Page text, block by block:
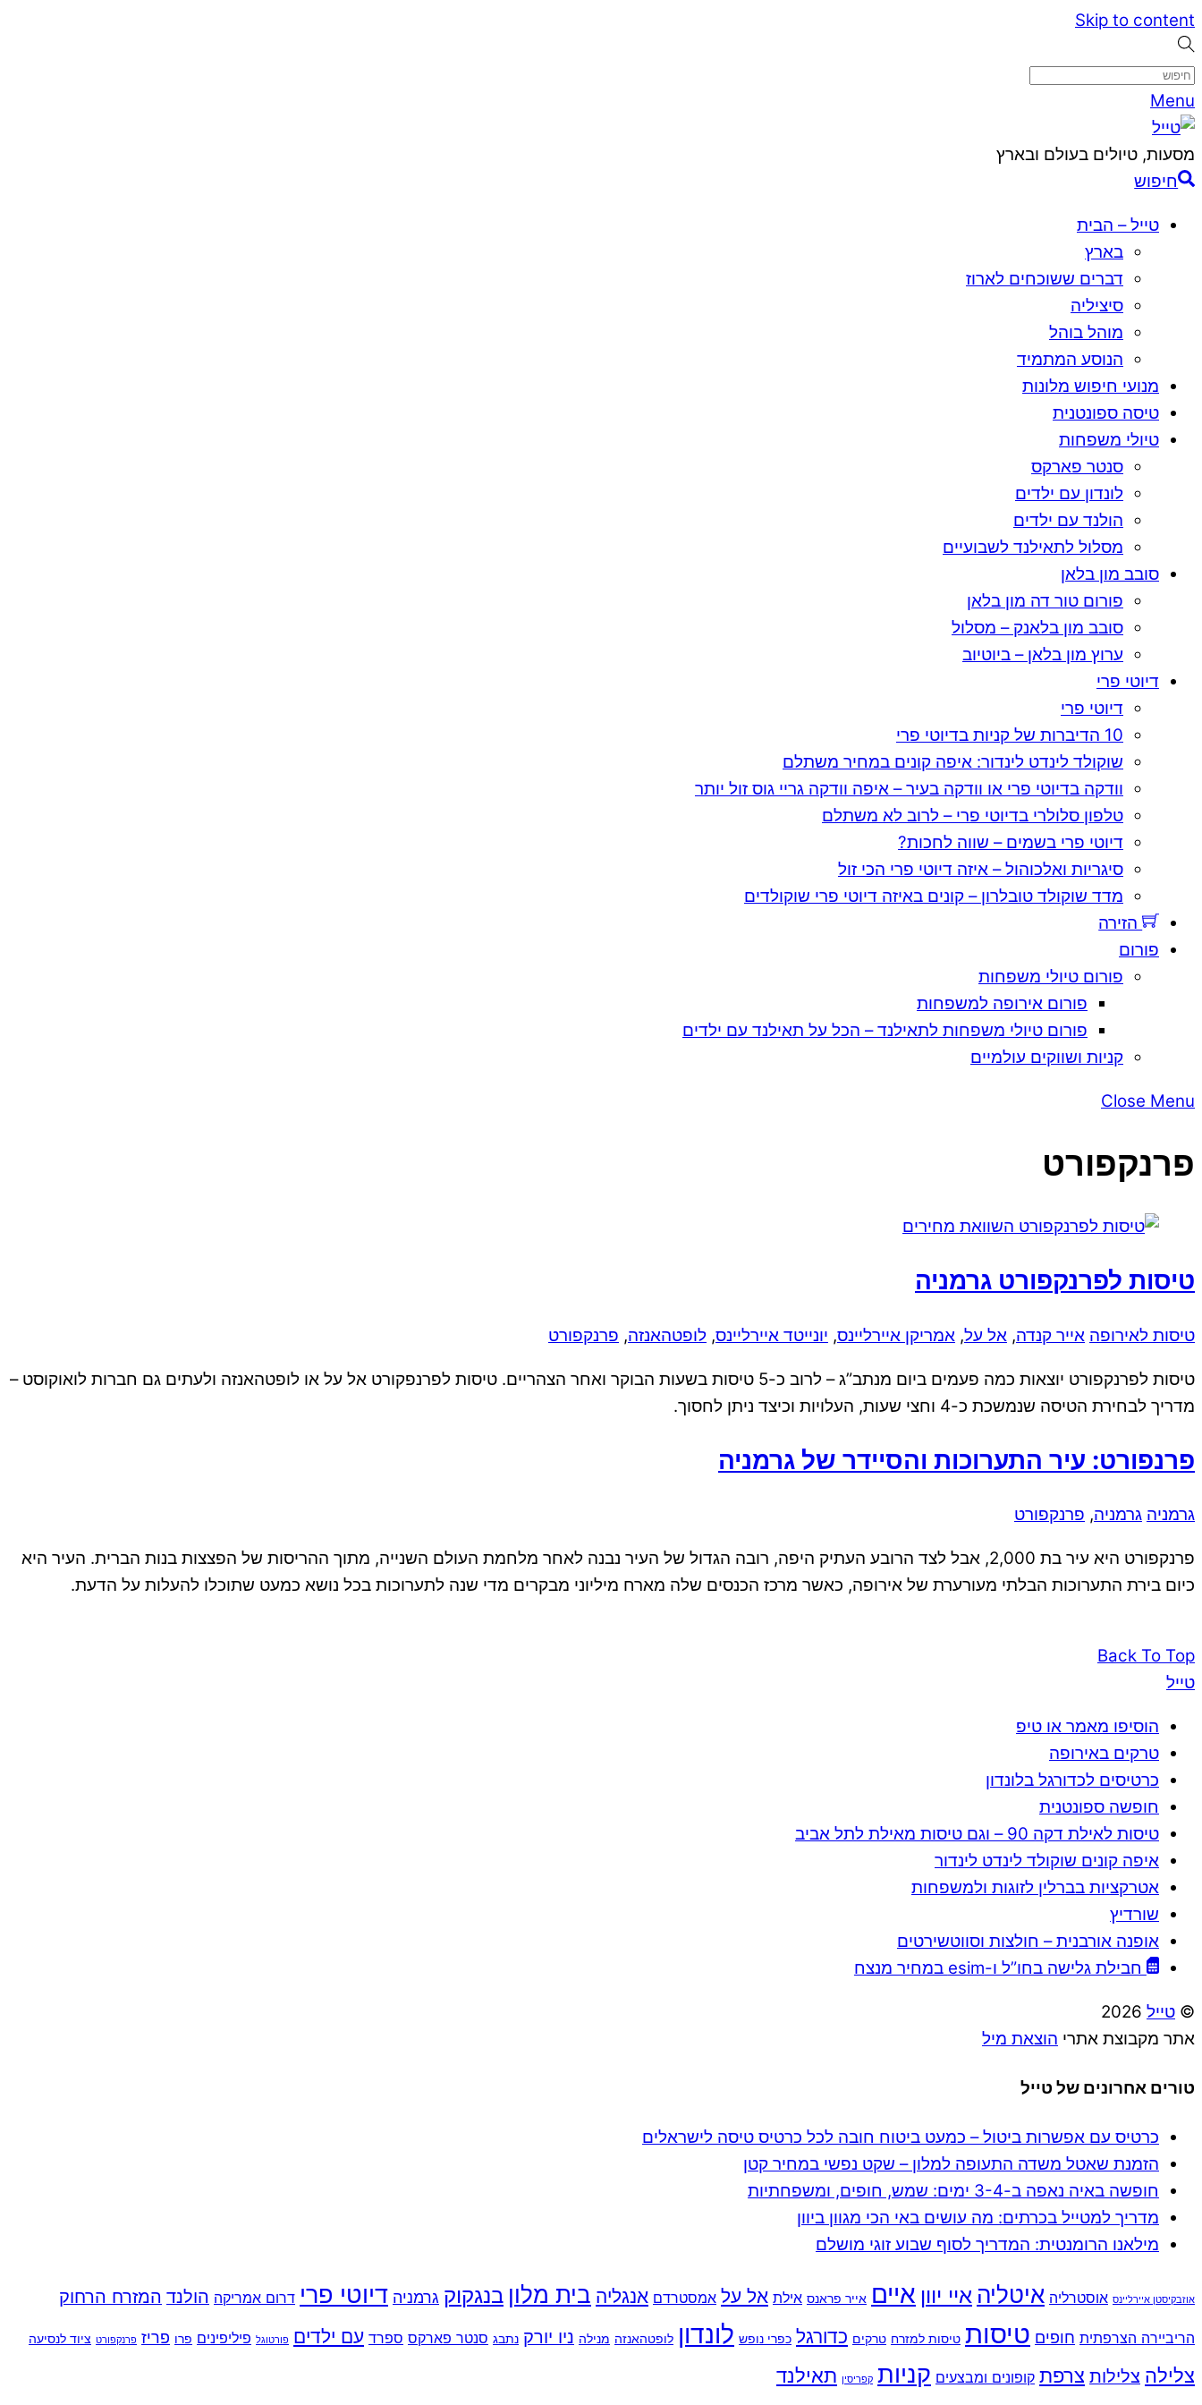
Skip to content
Menu
מסעות, טיולים בעולם ובארץ
חיפוש
טייל – הבית
בארץ
דברים ששוכחים לארוז
סיציליה
מוהל בוהל
הנוסע המתמיד
מנועי חיפוש מלונות
טיסה ספונטנית
טיולי משפחות
סנטר פארקס
לונדון עם ילדים
הולנד עם ילדים
מסלול לתאילנד לשבועיים
סובב מון בלאן
פורום טור דה מון בלאן
סובב מון בלאנק – מסלול
ערוץ מון בלאן – ביוטיוב
דיוטי פרי
דיוטי פרי
10 הדיברות של קניות בדיוטי פרי
שוקולד לינדט לינדור: איפה קונים במחיר משתלם
וודקה בדיוטי פרי או וודקה בעיר – איפה וודקה גריי גוס זול יותר
טלפון סלולרי בדיוטי פרי – לרוב לא משתלם
דיוטי פרי בשמים – שווה לחכות?
סיגריות ואלכוהול – איזה דיוטי פרי הכי זול
מדד שוקולד טובלרון – קונים באיזה דיוטי פרי שוקולדים
הזירה
פורום
פורום טיולי משפחות
פורום אירופה למשפחות
פורום טיולי משפחות לתאילנד – הכל על תאילנד עם ילדים
קניות ושווקים עולמיים
Close Menu
פרנקפורט
טיסות לפרנקפורט גרמניה
טיסות לאירופה אייר קנדה, אל על, אמריקן איירליינס, יונייטד איירליינס, לופטהאנזה, פרנקפורט
טיסות לפרנקפורט יוצאות כמה פעמים ביום מנתב”ג – לרוב כ-5 טיסות בשעות הבוקר ואחר הצהריים. טיסות לפרנפקורט אל על או לופטהאנזה ולעתים גם חברות לואוקוסט –
מדריך לבחירת הטיסה שנמשכת כ-4 וחצי שעות, העלויות וכיצד ניתן לחסוך.
פרנפורט: עיר התערוכות והסיידר של גרמניה
גרמניה גרמניה, פרנקפורט
פרנקפורט היא עיר בת 2,000, אבל לצד הרובע העתיק היפה, רובה הגדול של העיר נבנה לאחר מלחמת העולם השנייה, מתוך ההריסות של הפצצות בנות הברית. העיר היא
כיום בירת התערוכות הבלתי מעורערת של אירופה, כאשר מרכז הכנסים שלה מארח מיליוני מבקרים מדי שנה לתערוכות בכל נושא כמעט שתוכלו להעלות על הדעת.
Back To Top
טייל
הוסיפו מאמר או טיפ
טרקים באירופה
כרטיסים לכדורגל בלונדון
חופשה ספונטנית
טיסות לאילת דקה 90 – וגם טיסות מאילת לתל אביב
איפה קונים שוקולד לינדט לינדור
אטרקציות בברלין לזוגות ולמשפחות
שורדיץ
אופנה אורבנית – חולצות וסווטשירטים
חבילת גלישה בחו”ל ו-esim במחיר מנצח
© טייל
אתר מקבוצת אתרי הוצאת מיל
טורים אחרונים של טייל
כרטיס עם אפשרות ביטול – כמעט ביטוח חובה לכל כרטיס טיסה לישראלים
הזמנת שאטל משדה התעופה למלון – שקט נפשי במחיר קטן
חופשה באיה נאפה ב-3-4 ימים: שמש, חופים, ומשפחתיות
מדריך למטייל בכרתים: מה עושים באי הכי מגוון ביוון
מילאנו הרומנטית: המדריך לסוף שבוע זוגי מושלם
אוזבקיסטן איירליינס אוסטרליה איטליה איי יוון איים אייר פראנס אילת אל על אמסטרדם אנגליה בית מלון בנגקוק גרמניה דיוטי פרי דרום אמריקה הולנד המזרח הרחוק
הריביירה הצרפתית חופים טיסות טיסות למזרח טרקים כדורגל כפרי נופש לונדון לופטהאנזה מנילה ניו יורק נתבג סנטר פארקס ספרד עם ילדים פורטוגל פיליפינים פרו פריז פרנקפורט ציוד לנסיעה
צלילה צלילות צרפת קופונים ומבצעים קניות קפריסין תאילנד